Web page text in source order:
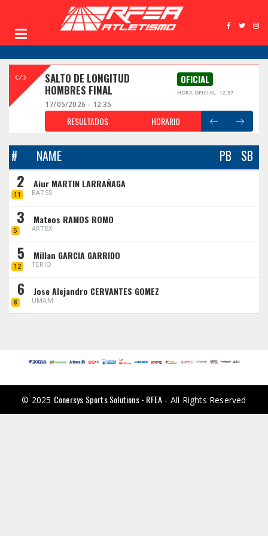
SALTO DE LONGITUD
HOMBRES FINAL
OFICIAL
HORA OFICIAL: 12:57
17/05/2026 - 12:35
RESULTADOS HORARIO
# NAME PB SB
2
11
Aiur MARTIN LARRAÑAGA
BATSS
3
5
Mateos RAMOS ROMO
ARTEX
5
12
Millan GARCIA GARRIDO
TERIO
6
8
Jose Alejandro CERVANTES GOMEZ
UMAM
© 2025 Conersys Sports Solutions - RFEA - All Rights Reserved